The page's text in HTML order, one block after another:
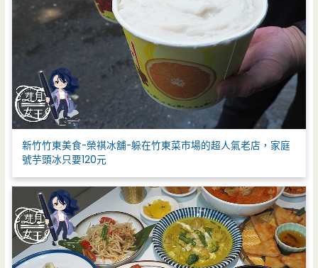
新竹竹東美食-榮祺冰舖-躲在竹東菜市場的超人氣老店，家庭
號芋頭冰只要120元